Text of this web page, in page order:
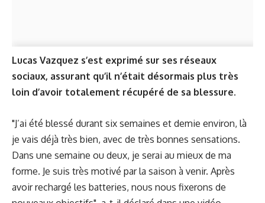
Lucas Vazquez s’est exprimé sur ses réseaux
sociaux, assurant qu’il n’était désormais plus très
loin d’avoir totalement récupéré de sa blessure.
"J’ai été blessé durant six semaines et demie environ, là
je vais déjà très bien, avec de très bonnes sensations.
Dans une semaine ou deux, je serai au mieux de ma
forme. Je suis très motivé par la saison à venir. Après
avoir rechargé les batteries, nous nous fixerons de